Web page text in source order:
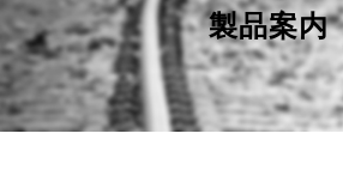
製品案内